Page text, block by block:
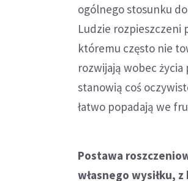
ogólnego stosunku
Ludzie rozpieszczeni
któremu często nie
rozwijają wobec
stanowią coś
łatwo popadają we
Postawa
własnego wysiłku,